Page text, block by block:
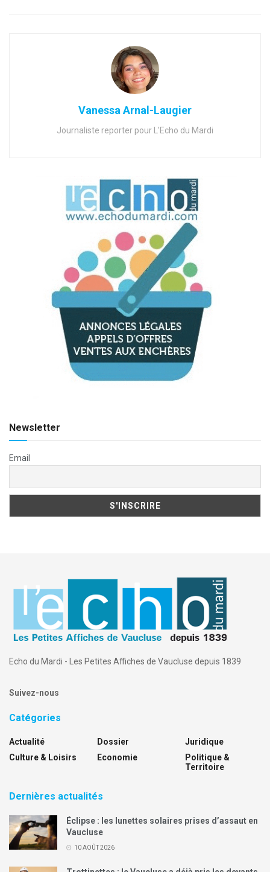
Vanessa Arnal-Laugier
Journaliste reporter pour L'Echo du Mardi
Newsletter
Email
Echo du Mardi - Les Petites Affiches de Vaucluse depuis 1839
Suivez-nous
Catégories
Actualité
Culture & Loisirs
Dossier
Economie
Juridique
Politique &
Territoire
Dernières actualités
Éclipse : les lunettes solaires prises d’assaut en
Vaucluse
10 AOÛT 2026